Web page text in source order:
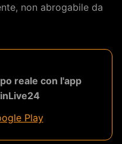
non abrogabile da
reale con l'app
Play